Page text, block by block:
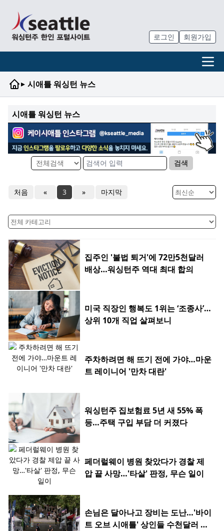
로그인 회원가입
▸ 시애틀 워싱턴 뉴스
시애틀 워싱턴 뉴스
검색
처음 « 3 » 마지막
집주인 '불법 퇴거'에 72만5천달러
배상…워싱턴주 역대 최대 합의
미국 직장인 행복도 1위는 ‘조종사’…
상위 10개 직업 살펴보니
주차하려면 해 뜨기 전에 가야…마운
트 레이니어 '만차 대란'
워싱턴주 집보험료 5년 새 55% 폭
등…주택 구입 부담 더 커졌다
페더럴웨이 병원 찾았다가 경찰 제
압 끝 사망…'타살' 판정, 무슨 일이
손님은 달아나고 장비는 도난…'바이
트 오브 시애틀' 상인들 수천달러 피